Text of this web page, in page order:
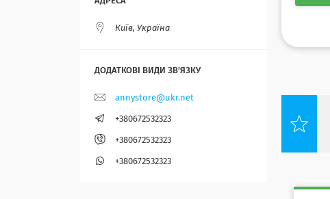
Київ, Україна
annystore@ukr.net
+380672532323
+380672532323
+380672532323